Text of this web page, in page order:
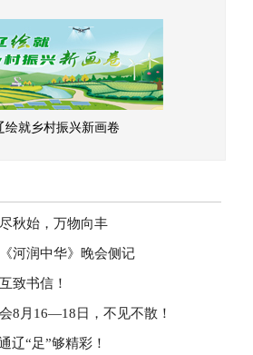
绘就乡村振兴新画卷
秋始，万物向丰
河润中华》晚会侧记
致书信！
8月16—18日，不见不散！
辽“足”够精彩！